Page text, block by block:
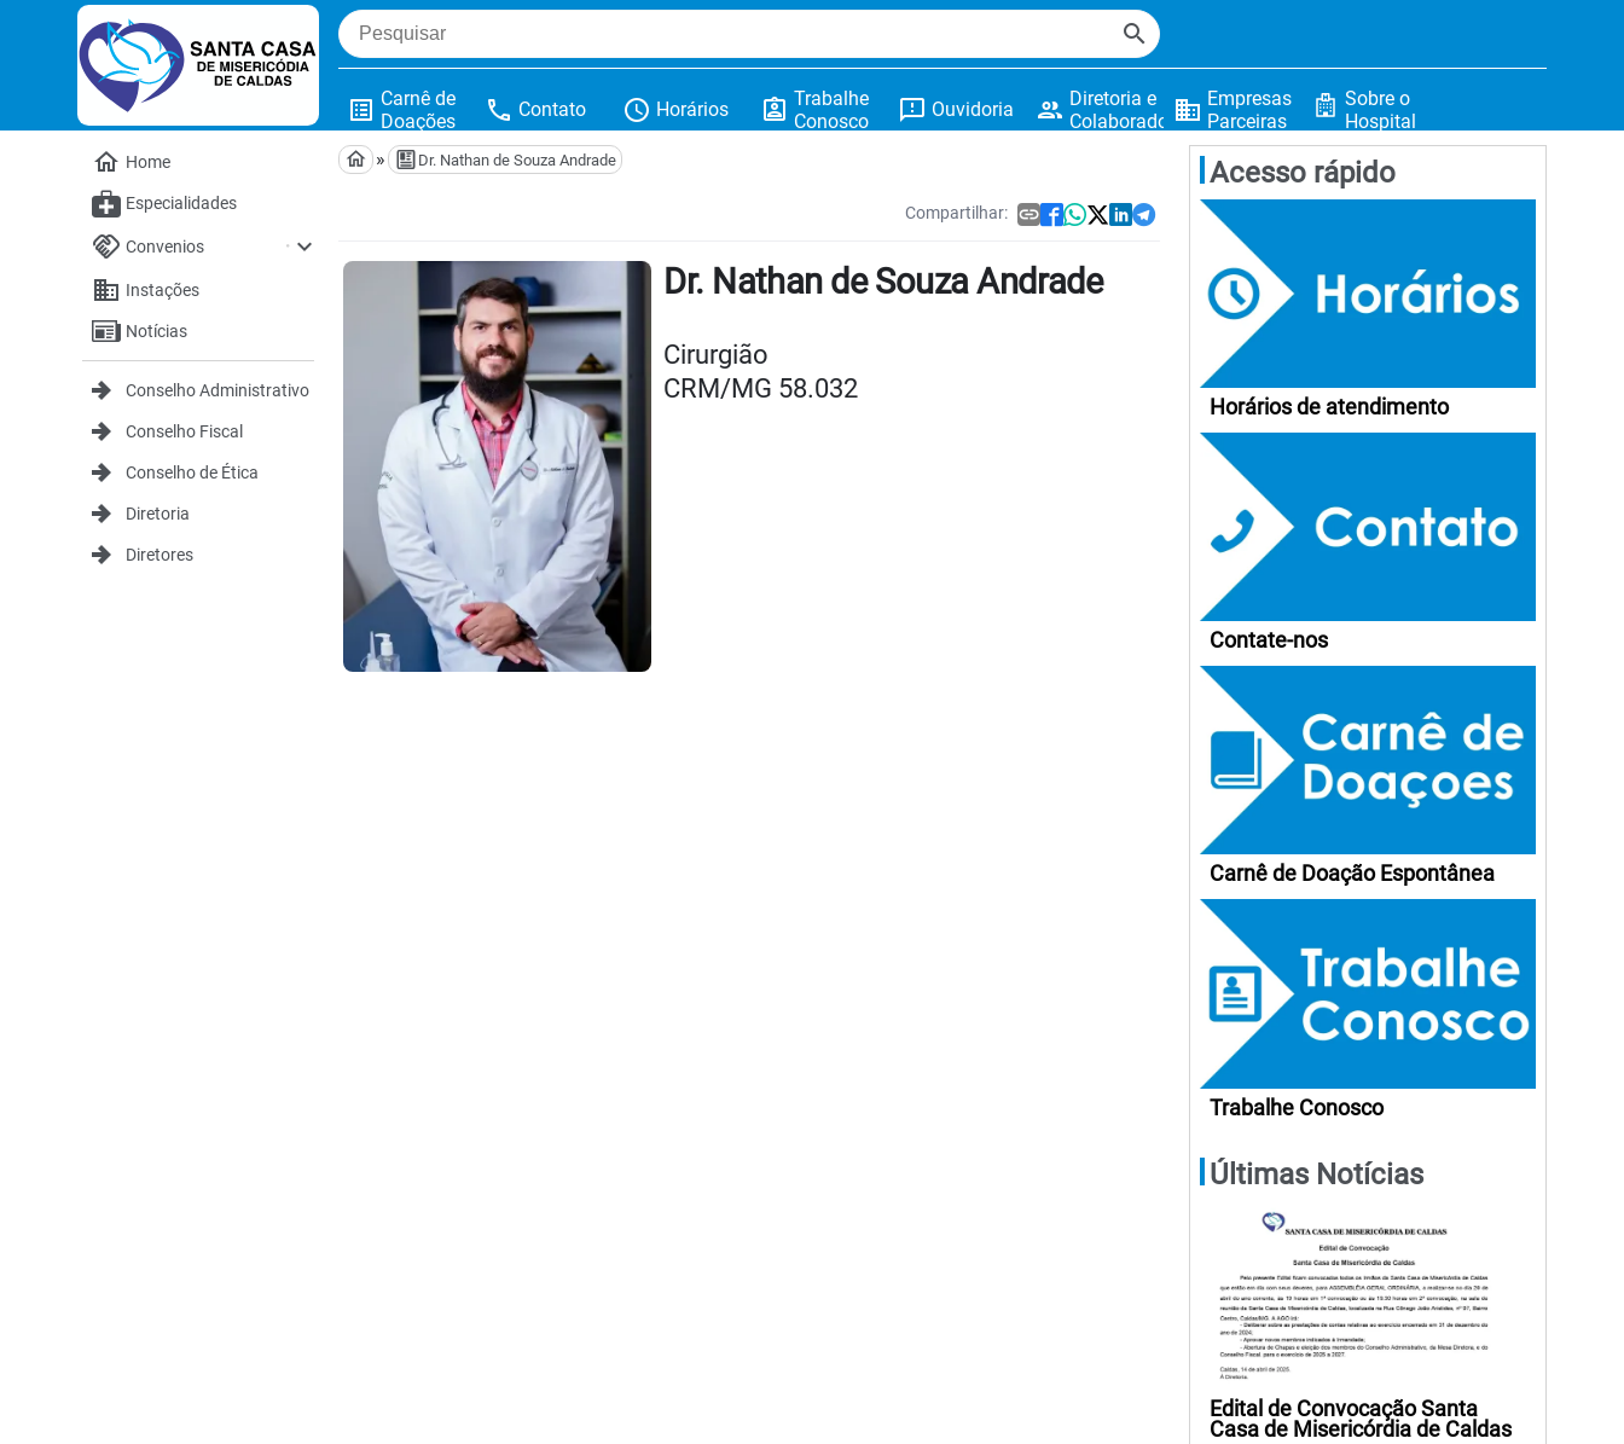
search
list_alt Carnê de
Doações
phone Contato schedule Horários assignment_ind Trabalhe
Conosco
feedback Ouvidoria people Diretoria e
Colaboradores
business Empresas
Parceiras
Sobre o
Hospital
home Home
Especialidades
handshake Convenios ・ expand_more
domain Instações
Notícias
 Conselho Administrativo
 Conselho Fiscal
 Conselho de Ética
 Diretoria
 Diretores
home » Dr. Nathan de Souza Andrade
Compartilhar: link  
Dr. Nathan de Souza Andrade
Cirurgião
CRM/MG 58.032
Acesso rápido
Horários de atendimento
Contate-nos
Carnê de Doação Espontânea
Trabalhe Conosco
Últimas Notícias
Edital de Convocação Santa
Casa de Misericórdia de Caldas